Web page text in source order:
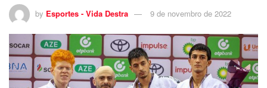
by Esportes - Vida Destra 9 de novembro de 2022